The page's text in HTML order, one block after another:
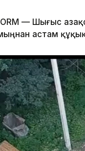
— Шығыс
астам